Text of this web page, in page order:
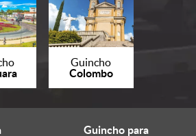
Guincho
Colombo
Guincho para